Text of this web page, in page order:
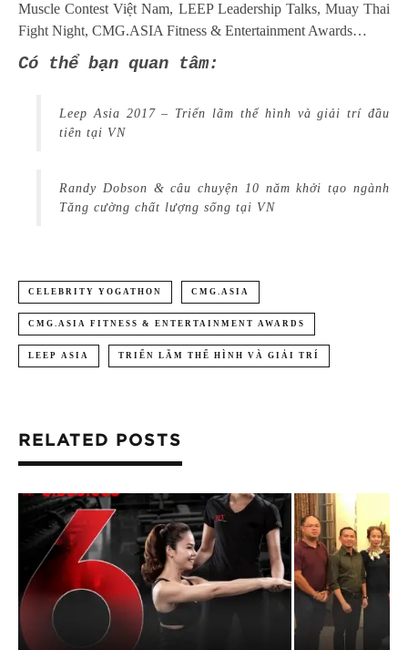
Muscle Contest Việt Nam, LEEP Leadership Talks, Muay Thai
Fight Night, CMG.ASIA Fitness & Entertainment Awards…
Có thể bạn quan tâm:
Leep Asia 2017 – Triển lãm thể hình và giải trí đầu
tiên tại VN
Randy Dobson & câu chuyện 10 năm khởi tạo ngành
Tăng cường chất lượng sống tại VN
CELEBRITY YOGATHON CMG.ASIA
CMG.ASIA FITNESS & ENTERTAINMENT AWARDS
LEEP ASIA TRIỂN LÃM THỂ HÌNH VÀ GIẢI TRÍ
RELATED POSTS